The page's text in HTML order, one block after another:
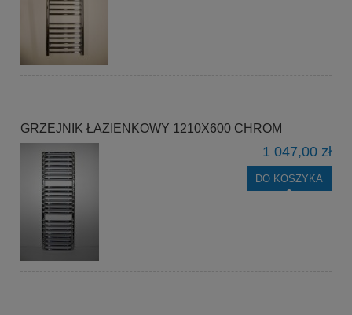
GRZEJNIK ŁAZIENKOWY 1210X600 CHROM
1 047,00 zł
DO KOSZYKA